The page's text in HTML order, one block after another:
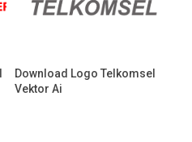
Download Logo Telkomsel
Vektor Ai